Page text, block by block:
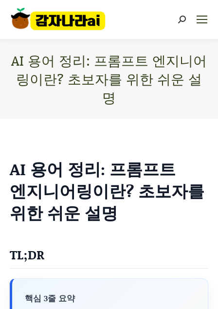
AI 용어 정리: 프롬프트 엔지니어
링이란? 초보자를 위한 쉬운 설
명
AI 용어 정리: 프롬프트
엔지니어링이란? 초보자를
위한 쉬운 설명
TL;DR
핵심 3줄 요약